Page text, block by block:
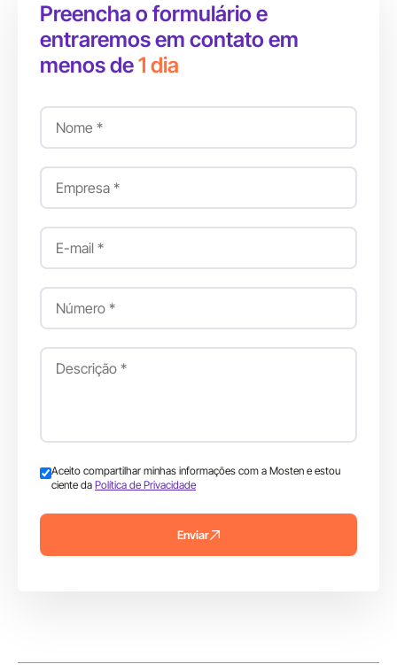
Preencha o formulário e
entraremos em contato em
menos de1 dia
Aceito compartilhar minhas informações com a Mosten e estou
ciente da Política de Privacidade
Enviar